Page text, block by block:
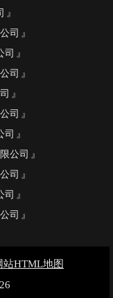
司
司
司
司
司
公司
司
司
司
站HTML地图